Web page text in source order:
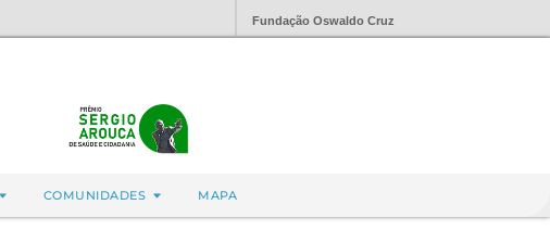
Fundação Oswaldo Cruz
COMUNIDADES MAPA